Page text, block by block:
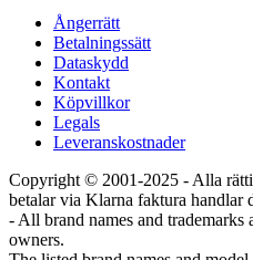
Ångerrätt
Betalningssätt
Dataskydd
Kontakt
Köpvillkor
Legals
Leveranskostnader
Copyright © 2001-2025 - Alla
betalar via Klarna faktura handlar
- All brand names and
owners.